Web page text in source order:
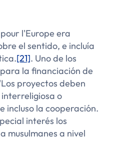
l'Europe era
el sentido, e incluía
[21]. Uno de los
la financiación de
proyectos deben
o
incluso la cooperación.
interés los
musulmanes a nivel